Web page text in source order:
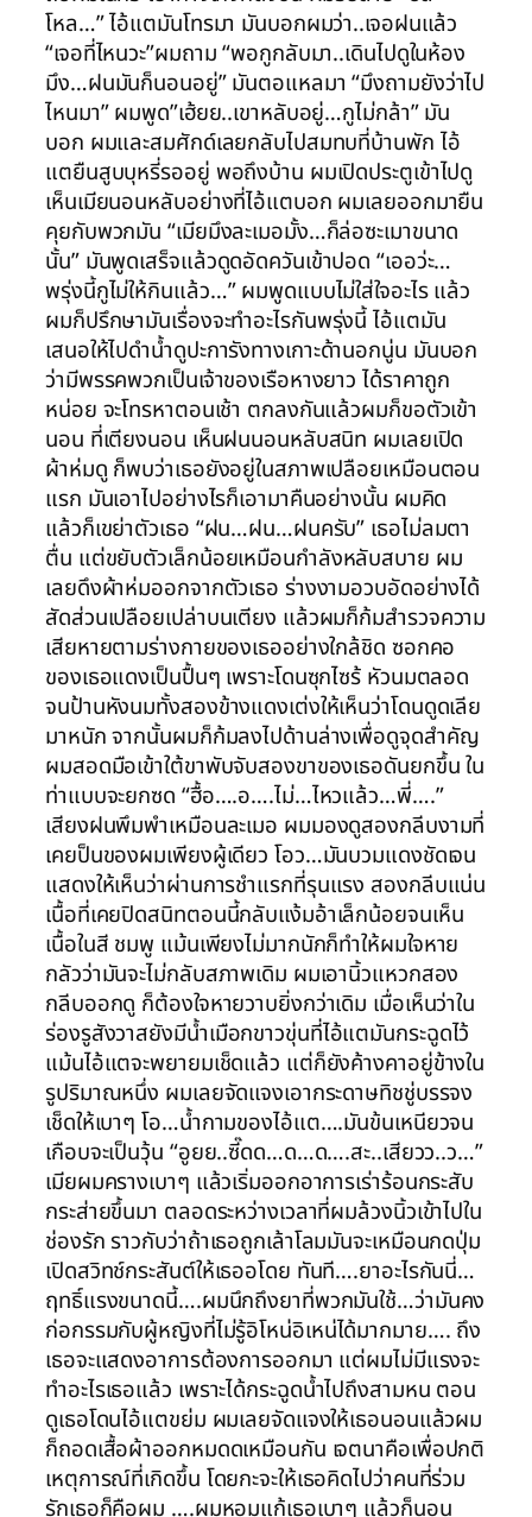
โหล…” ไอ้แตมันโทรมา มันบอกผมว่า..เจอฝนแล้ว
“เจอที่ไหนวะ”ผมถาม “พอกูกลับมา..เดินไปดูในห้อง
มึง…ฝนมันก็นอนอยู่” มันตอแหลมา “มึงถามยังว่าไป
ไหนมา” ผมพูด”เฮ้ยย..เขาหลับอยู่…กูไม่กล้า” มัน
บอก ผมและสมศักด์เลยกลับไปสมทบที่บ้านพัก ไอ้
แตยืนสูบบุหรี่รออยู่ พอถึงบ้าน ผมเปิดประตูเข้าไปดู
เห็นเมียนอนหลับอย่างที่ไอ้แตบอก ผมเลยออกมายืน
คุยกับพวกมัน “เมียมึงละเมอมั้ง…ก็ล่อซะเมาขนาด
นั้น” มันพูดเสร็จแล้วดูดอัดควันเข้าปอด “เออว่ะ…
พรุ่งนี้กูไม่ให้กินแล้ว…” ผมพูดแบบไม่ใส่ใจอะไร แล้ว
ผมก็ปรึกษามันเรื่องจะทำอะไรกันพรุ่งนี้ ไอ้แตมัน
เสนอให้ไปดำน้ำดูปะการังทางเกาะด้านอกนู่น มันบอก
ว่ามีพรรคพวกเป็นเจ้าของเรือหางยาว ได้ราคาถูก
หน่อย จะโทรหาตอนเช้า ตกลงกันแล้วผมก็ขอตัวเข้า
นอน ที่เตียงนอน เห็นฝนนอนหลับสนิท ผมเลยเปิด
ผ้าห่มดู ก็พบว่าเธอยังอยู่ในสภาพเปลือยเหมือนตอน
แรก มันเอาไปอย่างไรก็เอามาคืนอย่างนั้น ผมคิด
แล้วก็เขย่าตัวเธอ “ฝน…ฝน…ฝนครับ” เธอไม่ลมตา
ตื่น แต่ขยับตัวเล็กน้อยเหมือนกำลังหลับสบาย ผม
เลยดึงผ้าห่มออกจากตัวเธอ ร่างงามอวบอัดอย่างได้
สัดส่วนเปลือยเปล่าบนเตียง แล้วผมก็ก้มสำรวจความ
เสียหายตามร่างกายของเธออย่างใกล้ชิด ซอกคอ
ของเธอแดงเป็นปื้นๆ เพราะโดนซุกไซร้ หัวนมตลอด
จนป้านหังนมทั้งสองข้างแดงเต่งให้เห็นว่าโดนดูดเลีย
มาหนัก จากนั้นผมก็ก้มลงไปด้านล่างเพื่อดูจุดสำคัญ
ผมสอดมือเข้าใต้ขาพับจับสองขาของเธอดันยกขึ้น ใน
ท่าแบบจะยกซด “ฮื้อ….อ….ไม่…ไหวแล้ว…พี่….”
เสียงฝนพึมพำเหมือนละเมอ ผมมองดูสองกลีบงามที่
เคยป็นของผมเพียงผู้เดียว โอว…มันบวมแดงชัดเจน
แสดงให้เห็นว่าผ่านการชำแรกที่รุนแรง สองกลีบแน่น
เนื้อที่เคยปิดสนิทตอนนี้กลับแง้มอ้าเล็กน้อยจนเห็น
เนื้อในสี ชมพู แม้นเพียงไม่มากนักก็ทำให้ผมใจหาย
กลัวว่ามันจะไม่กลับสภาพเดิม ผมเอานิ้วแหวกสอง
กลีบออกดู ก็ต้องใจหายวาบยิ่งกว่าเดิม เมื่อเห็นว่าใน
ร่องรูสังวาสยังมีน้ำเมือกขาวขุ่นที่ไอ้แตมันกระฉูดไว้
แม้นไอ้แตจะพยายมเช็ดแล้ว แต่ก็ยังค้างคาอยู่ข้างใน
รูปริมาณหนึ่ง ผมเลยจัดแจงเอากระดาษทิชชู่บรรจง
เช็ดให้เบาๆ โอ…น้ำกามของไอ้แต….มันข้นเหนียวจน
เกือบจะเป็นวุ้น “อูยย..ซี๊ดด…ด…ด….สะ..เสียวว..ว…”
เมียผมครางเบาๆ แล้วเริ่มออกอาการเร่าร้อนกระสับ
กระส่ายขึ้นมา ตลอดระหว่างเวลาที่ผมล้วงนิ้วเข้าไปใน
ช่องรัก ราวกับว่าถ้าเธอถูกเล้าโลมมันจะเหมือนกดปุ่ม
เปิดสวิทช์กระสันต์ให้เธออโดย ทันที….ยาอะไรกันนี่…
ฤทธิ์แรงขนาดนี้….ผมนึกถึงยาที่พวกมันใช้…ว่ามันคง
ก่อกรรมกับผู้หญิงที่ไม่รู้อิโหน่อิเหน่ได้มากมาย…. ถึง
เธอจะแสดงอาการต้องการออกมา แต่ผมไม่มีแรงจะ
ทำอะไรเธอแล้ว เพราะได้กระฉูดน้ำไปถึงสามหน ตอน
ดูเธอโดนไอ้แตขย่ม ผมเลยจัดแจงให้เธอนอนแล้วผม
ก็ถอดเสื้อผ้าออกหมดดเหมือนกัน เจตนาคือเพื่อปกติ
เหตุการณ์ที่เกิดขึ้น โดยกะจะให้เธอคิดไปว่าคนที่ร่วม
รักเธอก็คือผม ….ผมหอมแก้เธอเบาๆ แล้วก็นอน